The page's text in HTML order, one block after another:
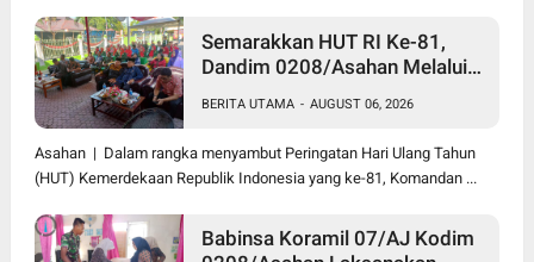
Semarakkan HUT RI Ke-81,
Dandim 0208/Asahan Melalui
Darah di Kantor Kemenag
Asahan
BERITA UTAMA - AUGUST 06, 2026
Asahan | Dalam rangka menyambut Peringatan Hari Ulang Tahun
(HUT) Kemerdekaan Republik Indonesia yang ke-81, Komandan ...
Babinsa Koramil 07/AJ Kodim